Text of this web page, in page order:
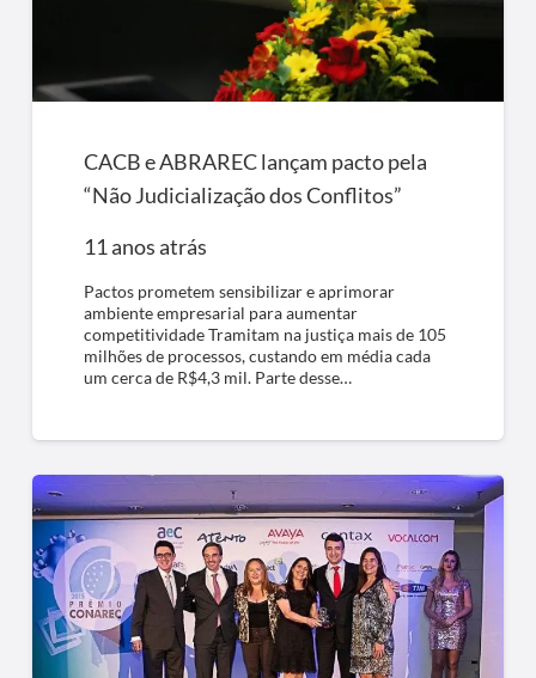
CACB e ABRAREC lançam pacto pela
“Não Judicialização dos Conflitos”
11 anos atrás
Pactos prometem sensibilizar e aprimorar
ambiente empresarial para aumentar
competitividade Tramitam na justiça mais de 105
milhões de processos, custando em média cada
um cerca de R$4,3 mil. Parte desse…